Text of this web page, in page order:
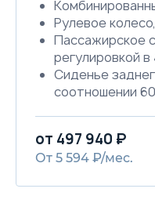
Рулевое
Пассажирское
регулировкой
Сиденье
соотношении
Розетка 12V
«ЭРА-ГЛОНАСС»
от 497 940 ₽
От 5 594 ₽/мес.